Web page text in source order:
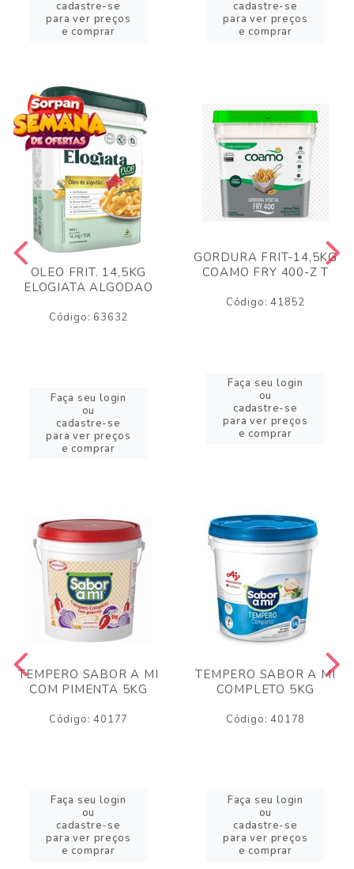
cadastre-se
para ver preços
e comprar
cadastre-se
para ver preços
e comprar
OLEO FRIT. 14,5KG
ELOGIATA ALGODAO
Código: 63632
Faça seu login
ou
cadastre-se
para ver preços
e comprar
GORDURA FRIT-14,5KG
COAMO FRY 400-Z T
Código: 41852
Faça seu login
ou
cadastre-se
para ver preços
e comprar
TEMPERO SABOR A MI
COM PIMENTA 5KG
Código: 40177
Faça seu login
ou
cadastre-se
para ver preços
e comprar
TEMPERO SABOR A MI
COMPLETO 5KG
Código: 40178
Faça seu login
ou
cadastre-se
para ver preços
e comprar